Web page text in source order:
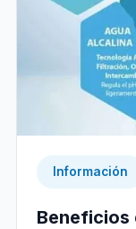
Información
Beneficios